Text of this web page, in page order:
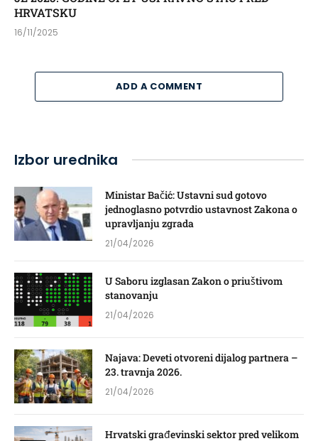
HRVATSKU
16/11/2025
ADD A COMMENT
Izbor urednika
Ministar Bačić: Ustavni sud gotovo
jednoglasno potvrdio ustavnost Zakona o
upravljanju zgrada
21/04/2026
U Saboru izglasan Zakon o priuštivom
stanovanju
21/04/2026
Najava: Deveti otvoreni dijalog partnera –
23. travnja 2026.
21/04/2026
Hrvatski građevinski sektor pred velikom